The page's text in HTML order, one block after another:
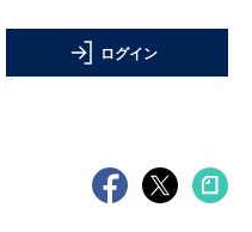
ログイン